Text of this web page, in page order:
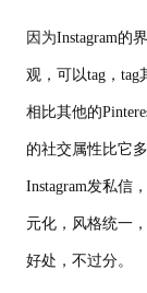
因为Instagram的
观，可以tag，tag
相比其他的
的社交属性比它
Instagram发私信
元化，风格统一
好处，不过分。